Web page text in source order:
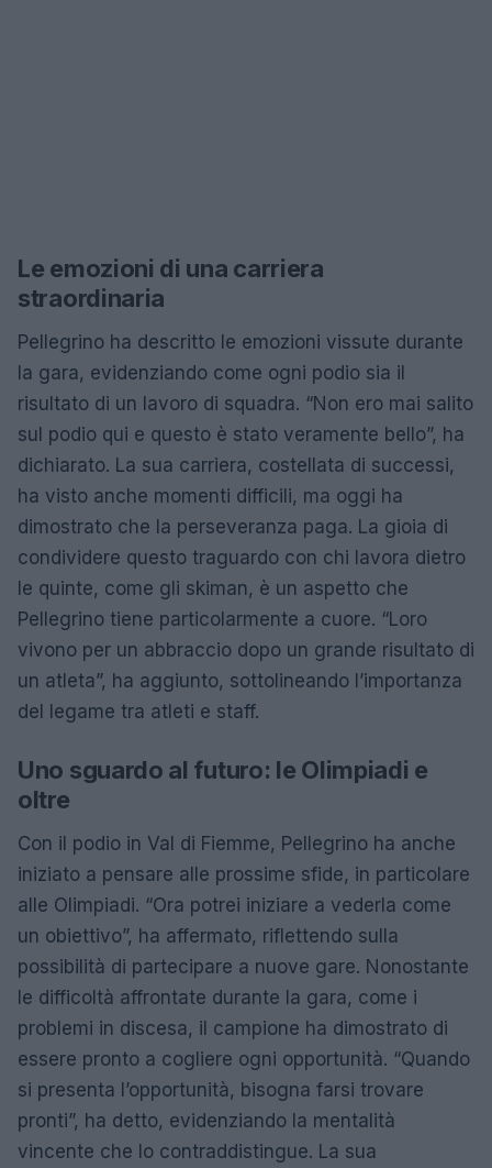
Le emozioni di una carriera
straordinaria
Pellegrino ha descritto le emozioni vissute durante
la gara, evidenziando come ogni podio sia il
risultato di un lavoro di squadra. “Non ero mai salito
sul podio qui e questo è stato veramente bello”, ha
dichiarato. La sua carriera, costellata di successi,
ha visto anche momenti difficili, ma oggi ha
dimostrato che la perseveranza paga. La gioia di
condividere questo traguardo con chi lavora dietro
le quinte, come gli skiman, è un aspetto che
Pellegrino tiene particolarmente a cuore. “Loro
vivono per un abbraccio dopo un grande risultato di
un atleta”, ha aggiunto, sottolineando l’importanza
del legame tra atleti e staff.
Uno sguardo al futuro: le Olimpiadi e
oltre
Con il podio in Val di Fiemme, Pellegrino ha anche
iniziato a pensare alle prossime sfide, in particolare
alle Olimpiadi. “Ora potrei iniziare a vederla come
un obiettivo”, ha affermato, riflettendo sulla
possibilità di partecipare a nuove gare. Nonostante
le difficoltà affrontate durante la gara, come i
problemi in discesa, il campione ha dimostrato di
essere pronto a cogliere ogni opportunità. “Quando
si presenta l’opportunità, bisogna farsi trovare
pronti”, ha detto, evidenziando la mentalità
vincente che lo contraddistingue. La sua